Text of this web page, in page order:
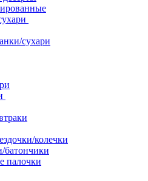
сухари
колечки
палочки